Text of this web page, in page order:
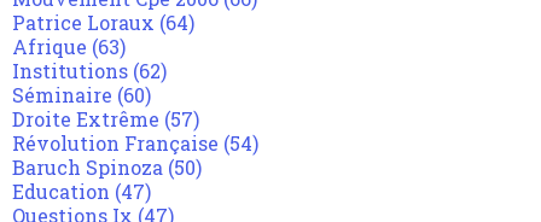
Patrice Loraux (64)
Afrique (63)
Institutions (62)
Séminaire (60)
Droite Extrême (57)
Révolution Française (54)
Baruch Spinoza (50)
Education (47)
Questions Ix (47)